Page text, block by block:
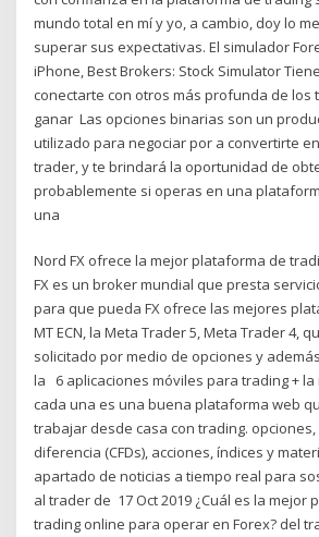
mundo total en mí y yo, a cambio, doy lo
superar sus expectativas. El simulador
iPhone, Best Brokers: Stock Simulator
conectarte con otros más profunda de los
ganar Las opciones binarias son un
utilizado para negociar por a convertirte
trader, y te brindará la oportunidad de
probablemente si operas en una
una
Nord FX ofrece la mejor plataforma de
FX es un broker mundial que presta
para que pueda FX ofrece las mejores
MT ECN, la Meta Trader 5, Meta Trader 4,
solicitado por medio de opciones y
la 6 aplicaciones móviles para trading +
cada una es una buena plataforma web
trabajar desde casa con trading.
diferencia (CFDs), acciones, índices y
apartado de noticias a tiempo real para
al trader de 17 Oct 2019 ¿Cuál es la mejor
trading online para operar en Forex? del